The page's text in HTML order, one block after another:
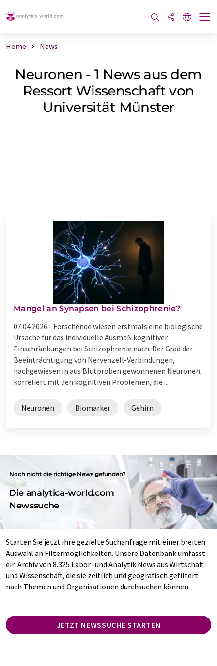
Home News
Neuronen - 1 News aus dem
Ressort Wissenschaft von
Universität Münster
Mangel an Synapsen bei Schizophrenie?
07.04.2026 - Forschende wiesen erstmals eine biologische
Ursache für das individuelle Ausmaß kognitiver
Einschränkungen bei Schizophrenie nach: Der Grad der
Beeinträchtigung von Nervenzell-Verbindungen,
nachgewiesen in aus Blutproben gewonnenen Neuronen,
korreliert mit den kognitiven Problemen, die ...
Neuronen Biomarker Gehirn
Noch nicht die richtige News gefunden?
Die analytica-world.com
Newssuche
Starten Sie jetzt ihre gezielte Suchanfrage mit einer breiten
Auswahl an Filtermöglichkeiten. Unsere Datenbank umfasst
ein Archiv von 8.325 Labor- und Analytik News aus Wirtschaft
und Wissenschaft, die sie zeitlich und geografisch gefiltert
nach Themen und Organisationen durchsuchen können.
JETZT NEWSSUCHE STARTEN